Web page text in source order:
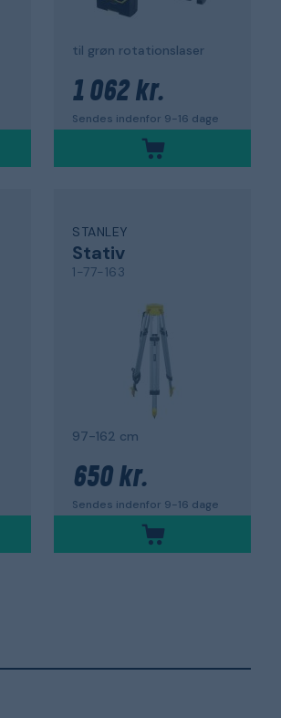
til grøn rotationslaser
1 062 kr.
Sendes indenfor 9-16 dage
STANLEY
Stativ
1-77-163
97-162 cm
650 kr.
Sendes indenfor 9-16 dage